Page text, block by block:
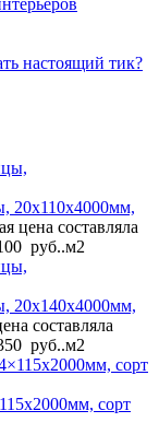
настоящий тик?
20x110x4000мм,
цена составляла
руб..м2
20x140x4000мм,
составляла
руб..м2
сорт